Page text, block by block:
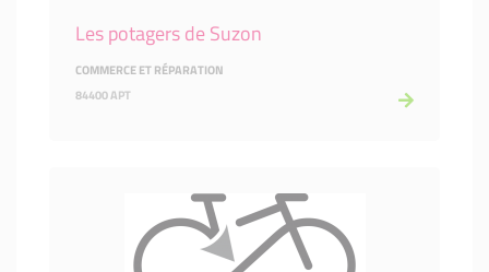
Les potagers de Suzon
COMMERCE ET RÉPARATION
84400 APT